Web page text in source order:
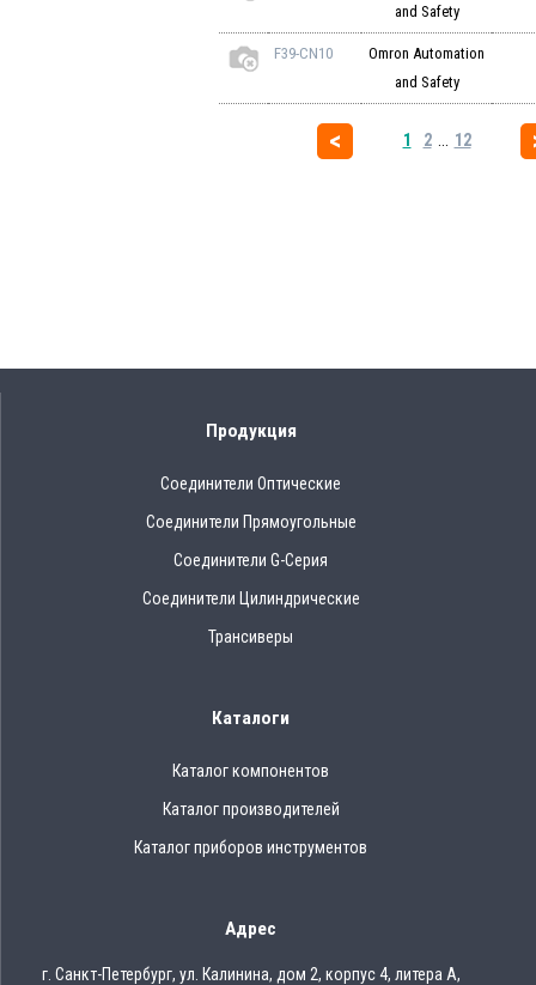
and Safety
F39-CN10
Omron Automation
and Safety
1 2 12
Продукция
Соединители Оптические
Соединители Прямоугольные
Соединители G-Серия
Соединители Цилиндрические
Трансиверы
Каталоги
Каталог компонентов
Каталог производителей
Каталог приборов инструментов
Адрес
г. Санкт-Петербург, ул. Калинина, дом 2, корпус 4, литера А,